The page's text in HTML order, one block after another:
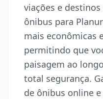
viações e
ônibus para
mais econômicas
permitindo que
paisagem ao
total segurança.
de ônibus online